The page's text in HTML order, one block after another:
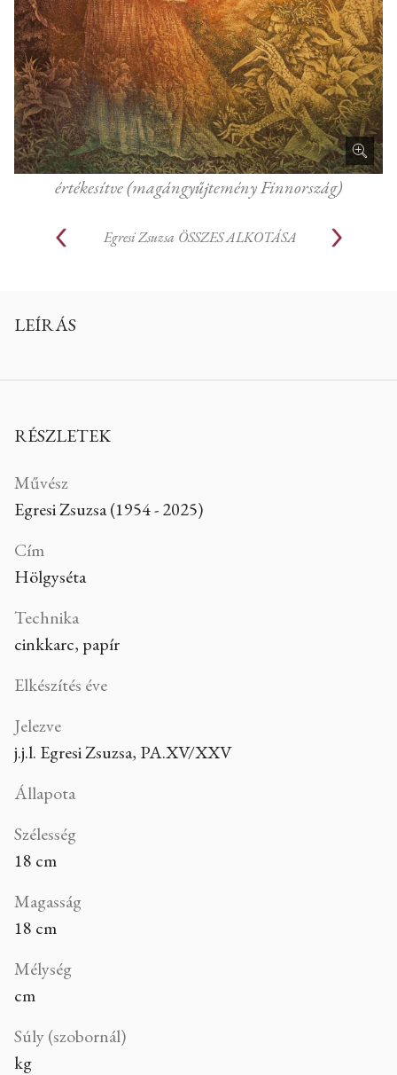
értékesítve (magángyűjtemény Finnország)
Egresi Zsuzsa ÖSSZES ALKOTÁSA
LEÍRÁS
RÉSZLETEK
Művész
Egresi Zsuzsa (1954 - 2025)
Cím
Hölgyséta
Technika
cinkkarc, papír
Elkészítés éve
Jelezve
j.j.l. Egresi Zsuzsa, PA.XV/XXV
Állapota
Szélesség
18 cm
Magasság
18 cm
Mélység
cm
Súly (szobornál)
kg